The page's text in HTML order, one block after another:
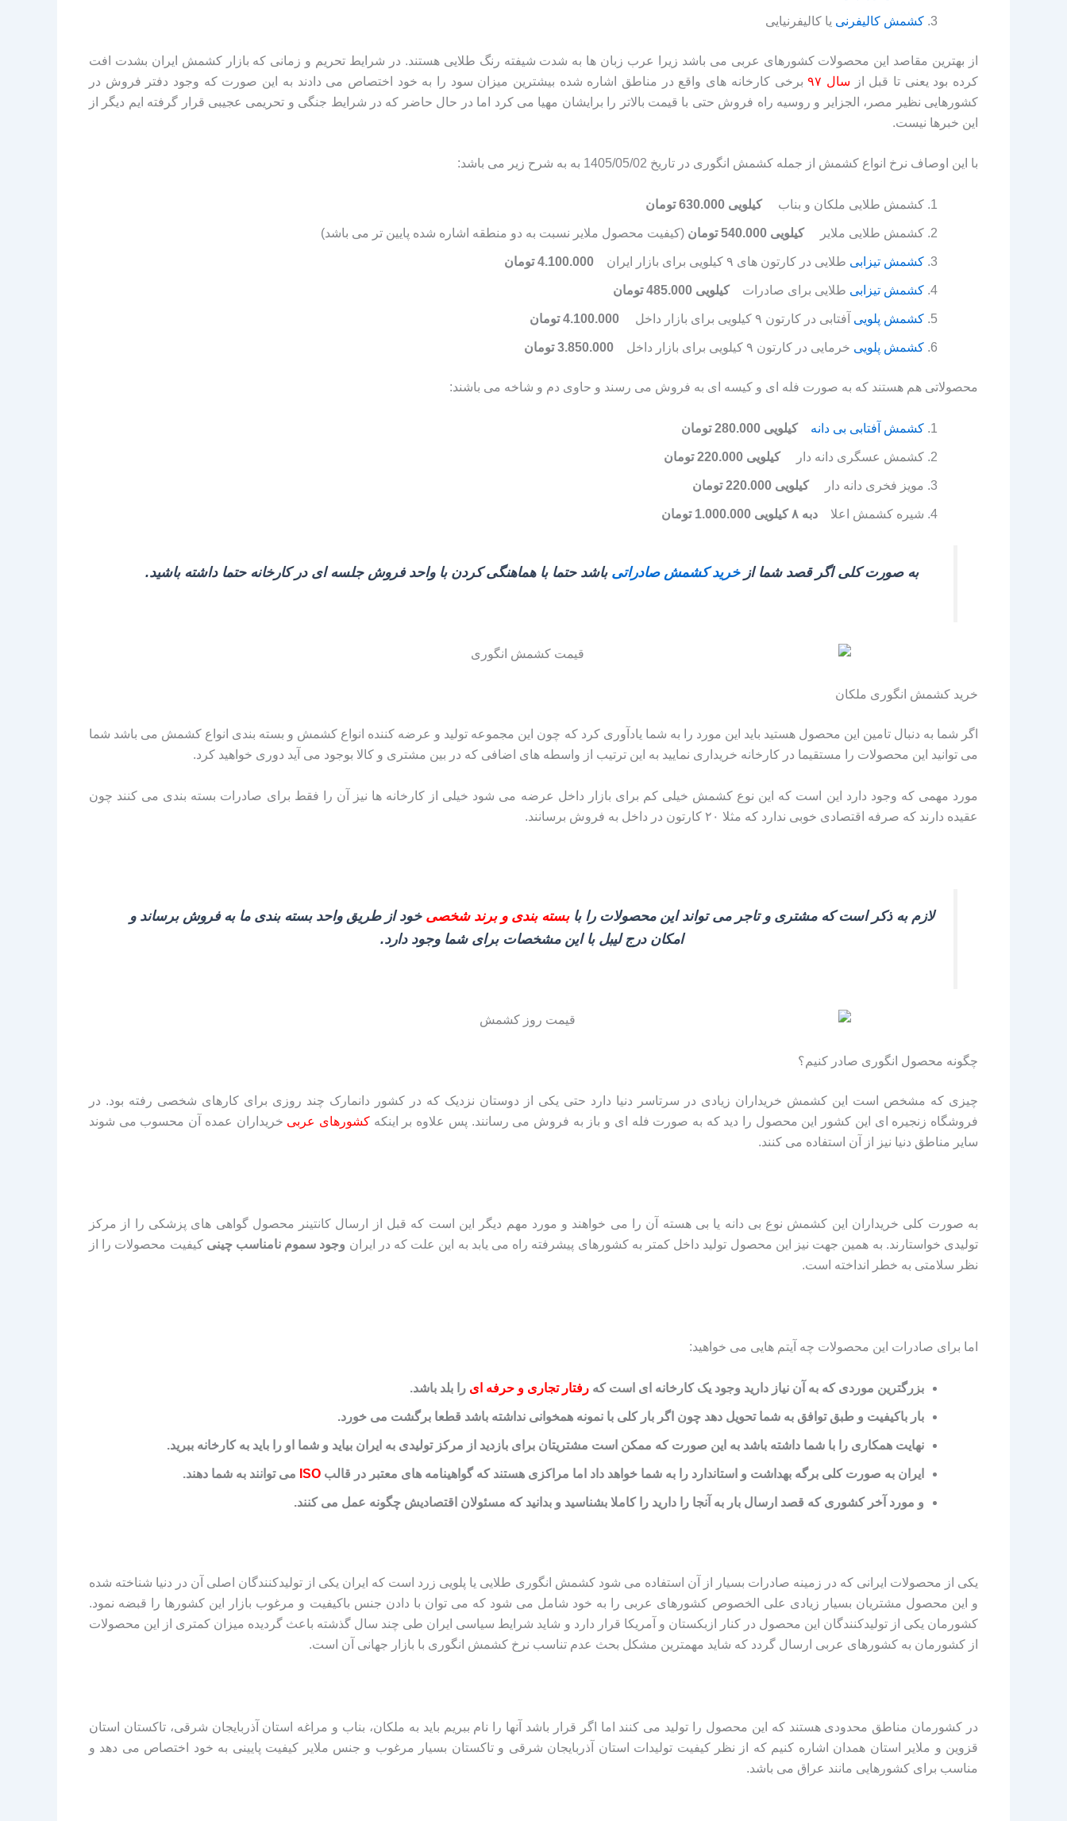
کشمش کالیفرنی یا کالیفرنیایی
از بهترین مقاصد این محصولات کشورهای عربی می باشد زیرا عرب زبان ها به شدت شیفته رنگ طلایی هستند. در شرایط تحریم و زمانی که بازار کشمش ایران بشدت افت
کرده بود یعنی تا قبل از سال ۹۷
برخی کارخانه های واقع در مناطق اشاره شده بیشترین میزان سود را به خود اختصاص می دادند به این صورت که وجود دفتر فروش در
کشورهایی نظیر مصر، الجزایر و روسیه راه فروش حتی با قیمت بالاتر را برایشان مهیا می کرد اما در حال حاضر که در شرایط جنگی و تحریمی عجیبی قرار گرفته ایم دیگر از
این خبرها نیست.
با این اوصاف نرخ انواع کشمش از جمله کشمش انگوری در تاریخ 1405/05/02 به به شرح زیر می باشد:
کشمش طلایی ملکان و بنابکیلویی 630.000 تومان
کشمش طلایی ملایرکیلویی 540.000 تومان (کیفیت محصول ملایر نسبت به دو منطقه اشاره شده پایین تر می باشد)
کشمش تیزابی طلایی در کارتون های ۹ کیلویی برای بازار ایران 4.100.000 تومان
کشمش تیزابی طلایی برای صادراتکیلویی 485.000 تومان
کشمش پلویی آفتابی در کارتون ۹ کیلویی برای بازار داخل 4.100.000 تومان
کشمش پلویی خرمایی در کارتون ۹ کیلویی برای بازار داخل 3.850.000 تومان
محصولاتی هم هستند که به صورت فله ای و کیسه ای به فروش می رسند و حاوی دم و شاخه می باشند:
کشمش آفتابی بی دانه کیلویی 280.000 تومان
کشمش عسگری دانه دارکیلویی 220.000 تومان
مویز فخری دانه دارکیلویی 220.000 تومان
شیره کشمش اعلا دبه ۸ کیلویی 1.000.000 تومان
به صورت کلی اگر قصد شما ازخرید کشمش صادراتی باشد حتما با هماهنگی کردن با واحد فروش جلسه ای در کارخانه حتما داشته باشید.
خرید کشمش انگوری ملکان
اگر شما به دنبال تامین این محصول هستید باید این مورد را به شما یادآوری کرد که چون این مجموعه تولید و عرضه کننده انواع کشمش و بسته بندی انواع کشمش می باشد شما
می توانید این محصولات را مستقیما در کارخانه خریداری نمایید به این ترتیب از واسطه های اضافی که در بین مشتری و کالا بوجود می آید دوری خواهید کرد.
مورد مهمی که وجود دارد این است که این نوع کشمش خیلی کم برای بازار داخل عرضه می شود خیلی از کارخانه ها نیز آن را فقط برای صادرات بسته بندی می کنند چون
عقیده دارند که صرفه اقتصادی خوبی ندارد که مثلا ۲۰ کارتون در داخل به فروش برسانند.
لازم به ذکر است که مشتری و تاجر می تواند این محصولات را بابسته بندی و برند شخصی خود از طریق واحد بسته بندی ما به فروش برساند و
امکان درج لیبل با این مشخصات برای شما وجود دارد.
چگونه محصول انگوری صادر کنیم؟
چیزی که مشخص است این کشمش خریداران زیادی در سرتاسر دنیا دارد حتی یکی از دوستان نزدیک که در کشور دانمارک چند روزی برای کارهای شخصی رفته بود. در
فروشگاه زنجیره ای این کشور این محصول را دید که به صورت فله ای و باز به فروش می رسانند. پس علاوه بر اینکهکشورهای عربی خریداران عمده آن محسوب می شوند
سایر مناطق دنیا نیز از آن استفاده می کنند.
به صورت کلی خریداران این کشمش نوع بی دانه یا بی هسته آن را می خواهند و مورد مهم دیگر این است که قبل از ارسال کانتینر محصول گواهی های پزشکی را از مرکز
تولیدی خواستارند. به همین جهت نیز این محصول تولید داخل کمتر به کشورهای پیشرفته راه می یابد به این علت که در ایران وجود سموم نامناسب چینی کیفیت محصولات را از
نظر سلامتی به خطر انداخته است.
اما برای صادرات این محصولات چه آیتم هایی می خواهید:
بزرگترین موردی که به آن نیاز دارید وجود یک کارخانه ای است که رفتار تجاری و حرفه ای را بلد باشد.
بار باکیفیت و طبق توافق به شما تحویل دهد چون اگر بار کلی با نمونه همخوانی نداشته باشد قطعا برگشت می خورد.
نهایت همکاری را با شما داشته باشد به این صورت که ممکن است مشتریتان برای بازدید از مرکز تولیدی به ایران بیاید و شما او را باید به کارخانه ببرید.
ایران به صورت کلی برگه بهداشت و استاندارد را به شما خواهد داد اما مراکزی هستند که گواهینامه های معتبر در قالب ISO می توانند به شما دهند.
و مورد آخر کشوری که قصد ارسال بار به آنجا را دارید را کاملا بشناسید و بدانید که مسئولان اقتصادیش چگونه عمل می کنند.
یکی از محصولات ایرانی که در زمینه صادرات بسیار از آن استفاده می شود کشمش انگوری طلایی یا پلویی زرد است که ایران یکی از تولیدکنندگان اصلی آن در دنیا شناخته شده
و این محصول مشتریان بسیار زیادی علی الخصوص کشورهای عربی را به خود شامل می شود که می توان با دادن جنس باکیفیت و مرغوب بازار این کشورها را قبضه نمود.
کشورمان یکی از تولیدکنندگان این محصول در کنار ازبکستان و آمریکا قرار دارد و شاید شرایط سیاسی ایران طی چند سال گذشته باعث گردیده میزان کمتری از این محصولات
از کشورمان به کشورهای عربی ارسال گردد که شاید مهمترین مشکل بحث عدم تناسب نرخ کشمش انگوری با بازار جهانی آن است.
در کشورمان مناطق محدودی هستند که این محصول را تولید می کنند اما اگر قرار باشد آنها را نام ببریم باید به ملکان، بناب و مراغه استان آذربایجان شرقی، تاکستان استان
قزوین و ملایر استان همدان اشاره کنیم که از نظر کیفیت تولیدات استان آذربایجان شرقی و تاکستان بسیار مرغوب و جنس ملایر کیفیت پایینی به خود اختصاص می دهد و
مناسب برای کشورهایی مانند عراق می باشد.